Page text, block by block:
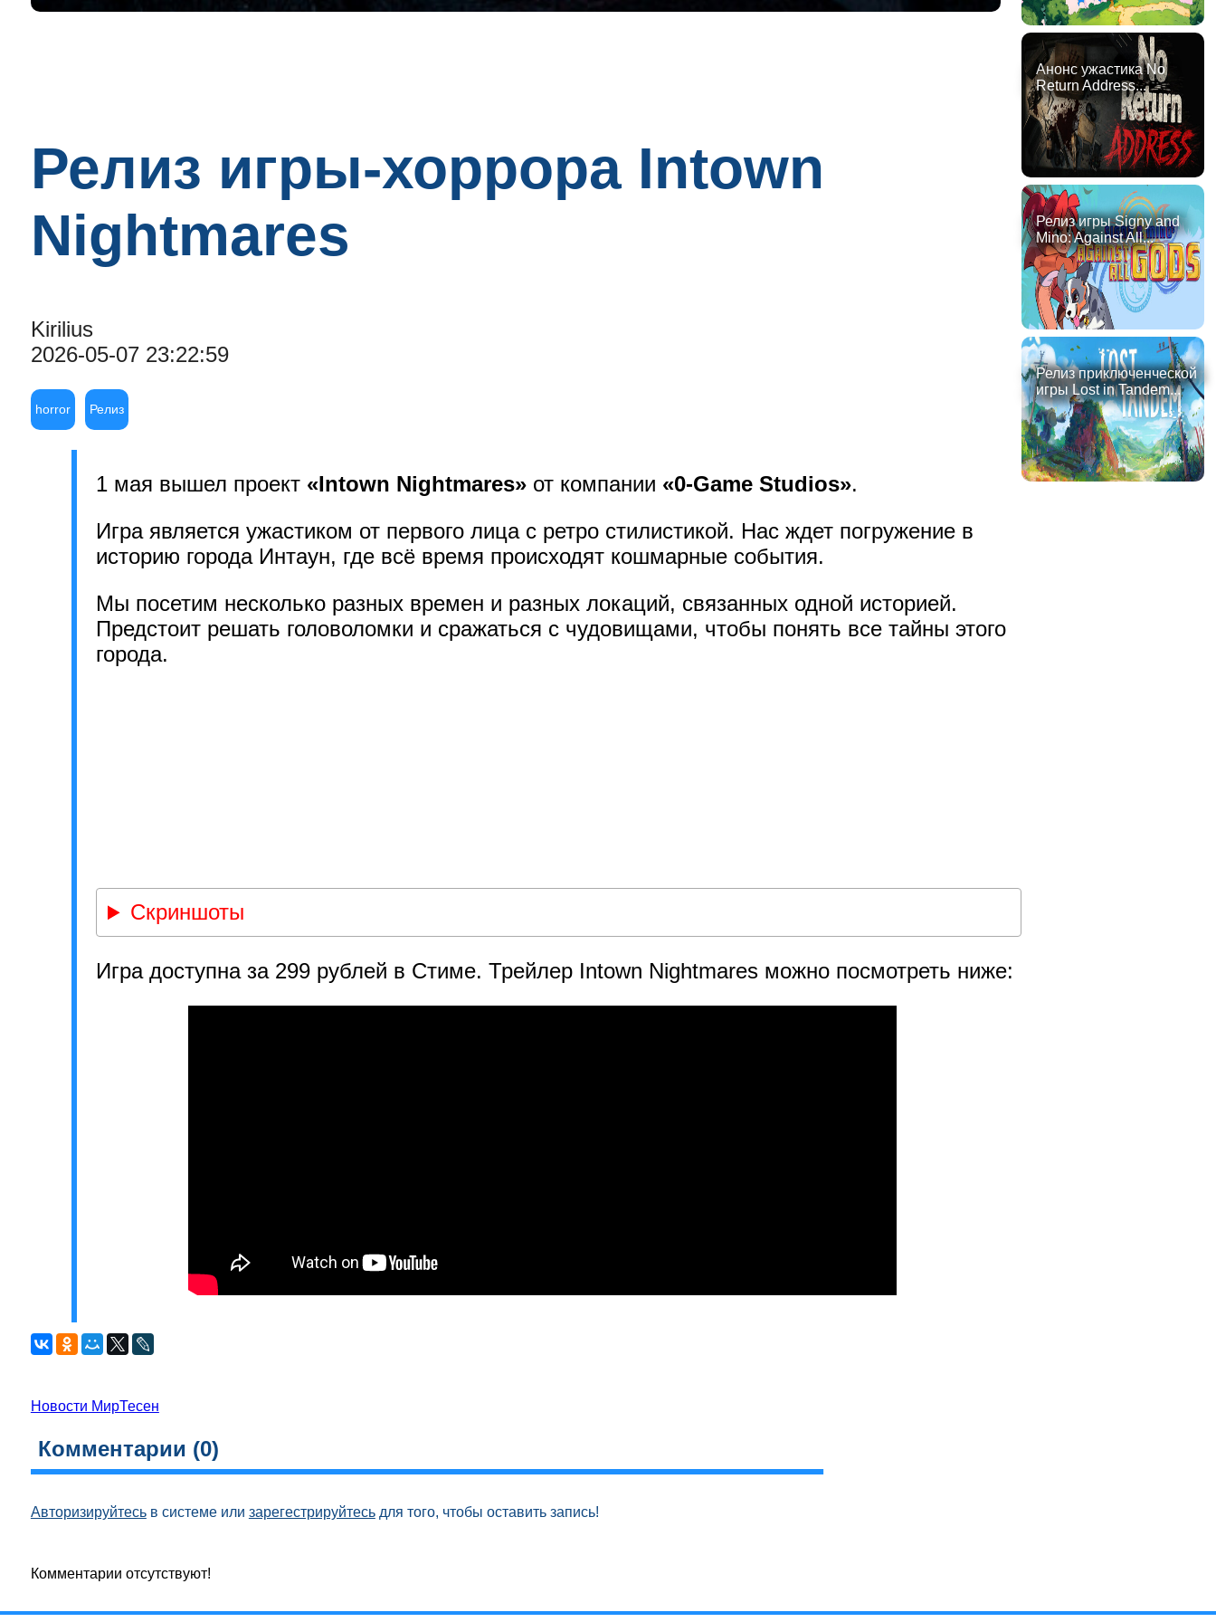
Релиз игры-хоррора Intown
Nightmares
Kirilius
2026-05-07 23:22:59
horror Релиз
1 мая вышел проект «Intown Nightmares» от компании «0-Game Studios».
Игра является ужастиком от первого лица с ретро стилистикой. Нас ждет погружение в
историю города Интаун, где всё время происходят кошмарные события.
Мы посетим несколько разных времен и разных локаций, связанных одной историей.
Предстоит решать головоломки и сражаться с чудовищами, чтобы понять все тайны этого
города.
Скриншоты
Игра доступна за 299 рублей в Стиме. Трейлер Intown Nightmares можно посмотреть ниже:
Новости МирТесен
Комментарии (0)
Авторизируйтесьв системе или зарегестрируйтесьдля того, чтобы оставить запись!
Комментарии отсутствуют!
Анонс ужастика No
Return Address...
Релиз игры Signy and
Mino: Against All...
Релиз приключенческой
игры Lost in Tandem...